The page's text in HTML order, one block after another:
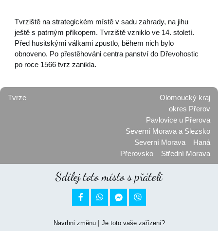
Tvrziště na strategickém místě v sadu zahrady, na jihu
ještě s patrným příkopem. Tvrziště vzniklo ve 14. století.
Před husitskými válkami zpustlo, během nich bylo
obnoveno. Po přestěhováni centra panství do Dřevohostic
po roce 1566 tvrz zanikla.
Tvrze
Olomoucký kraj
okres Přerov
Pavlovice u Přerova
Severní Morava a Slezsko
Severní Morava
Haná
Přerovsko
Střední Morava
Sdílej toto místo s přáteli
 
Navrhni změnu| Je toto vaše zařízení?